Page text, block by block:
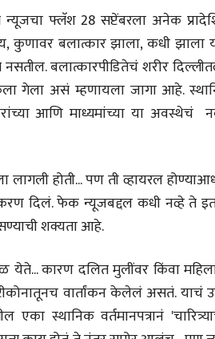
न्यूजचा फ्लॅश 28 सप्टेंबरला अनेक
कुणावर बलात्कार झाला, कधी झाला
बलात्कारपीडितेचं शरीर
केला गेला असं म्हणायला जागा आहे.
आणि माध्यमांच्या या अवस्थेचं
होती... पण ती व्हायरल
दिलं. फेक न्यूजबद्दल कधी नव्हे ते
शक्यता आहे.
येते... कारण दलित मुलींवर किंवा
वार्तांकन केलेलं असतं. याचं
स्थानिक वर्तमानपत्रानं
पण...
व्यक्तिवेध